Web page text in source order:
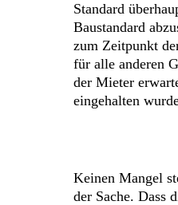
Standard
Baustandard
zum Zeitpunkt
für alle anderen
der Mieter
eingehalten
Keinen Mangel
der Sache. Dass